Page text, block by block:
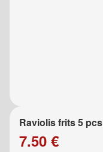
Raviolis frits 5 pcs
7.50 €